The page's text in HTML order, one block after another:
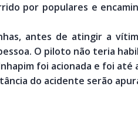
por populares e
antes de atingir a
O piloto não teria
foi acionada e foi
do acidente serão